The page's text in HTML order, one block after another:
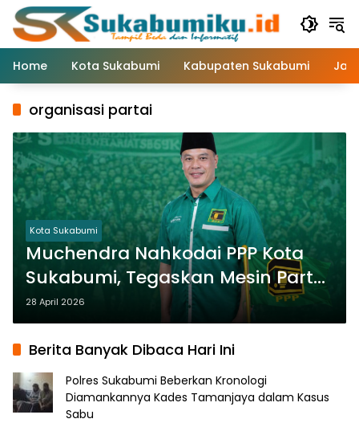
Langsung
konten
Home
Kota Sukabumi Kabupaten Sukabumi
organisasi partai
Kota Sukabumi
Muchendra Nahkodai PPP Kota
Sukabumi, Tegaskan Mesin Partai
Siap Digerakkan
28 April 2026
Berita Banyak Dibaca Hari Ini
Polres Sukabumi Beberkan Kronologi
Diamankannya Kades Tamanjaya dalam Kasus
Sabu